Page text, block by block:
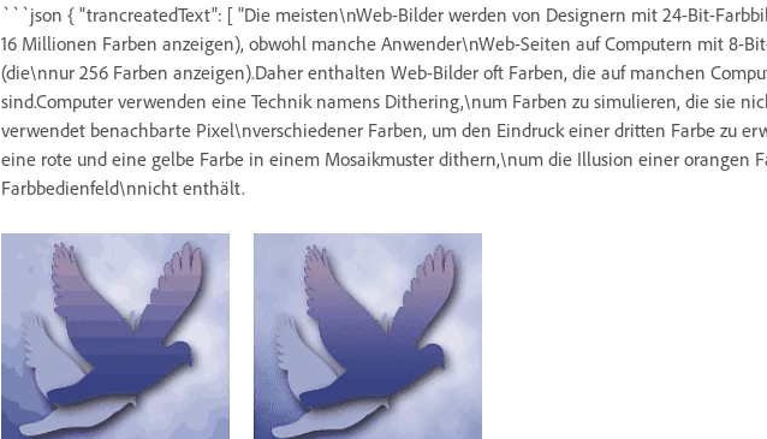
```json { "trancreatedText": [ "Die meisten\nWeb-Bilder werden von Designern mit 24-Bit-
16 Millionen Farben anzeigen), obwohl manche Anwender\nWeb-Seiten auf Computern mit 8-
(die\nnur 256 Farben anzeigen).Daher enthalten Web-Bilder oft Farben, die auf manchen
sind.Computer verwenden eine Technik namens Dithering,\num Farben zu simulieren, die sie
verwendet benachbarte Pixel\nverschiedener Farben, um den Eindruck einer dritten Farbe zu
eine rote und eine gelbe Farbe in einem Mosaikmuster dithern,\num die Illusion einer orangen
Farbbedienfeld\nnicht enthält.